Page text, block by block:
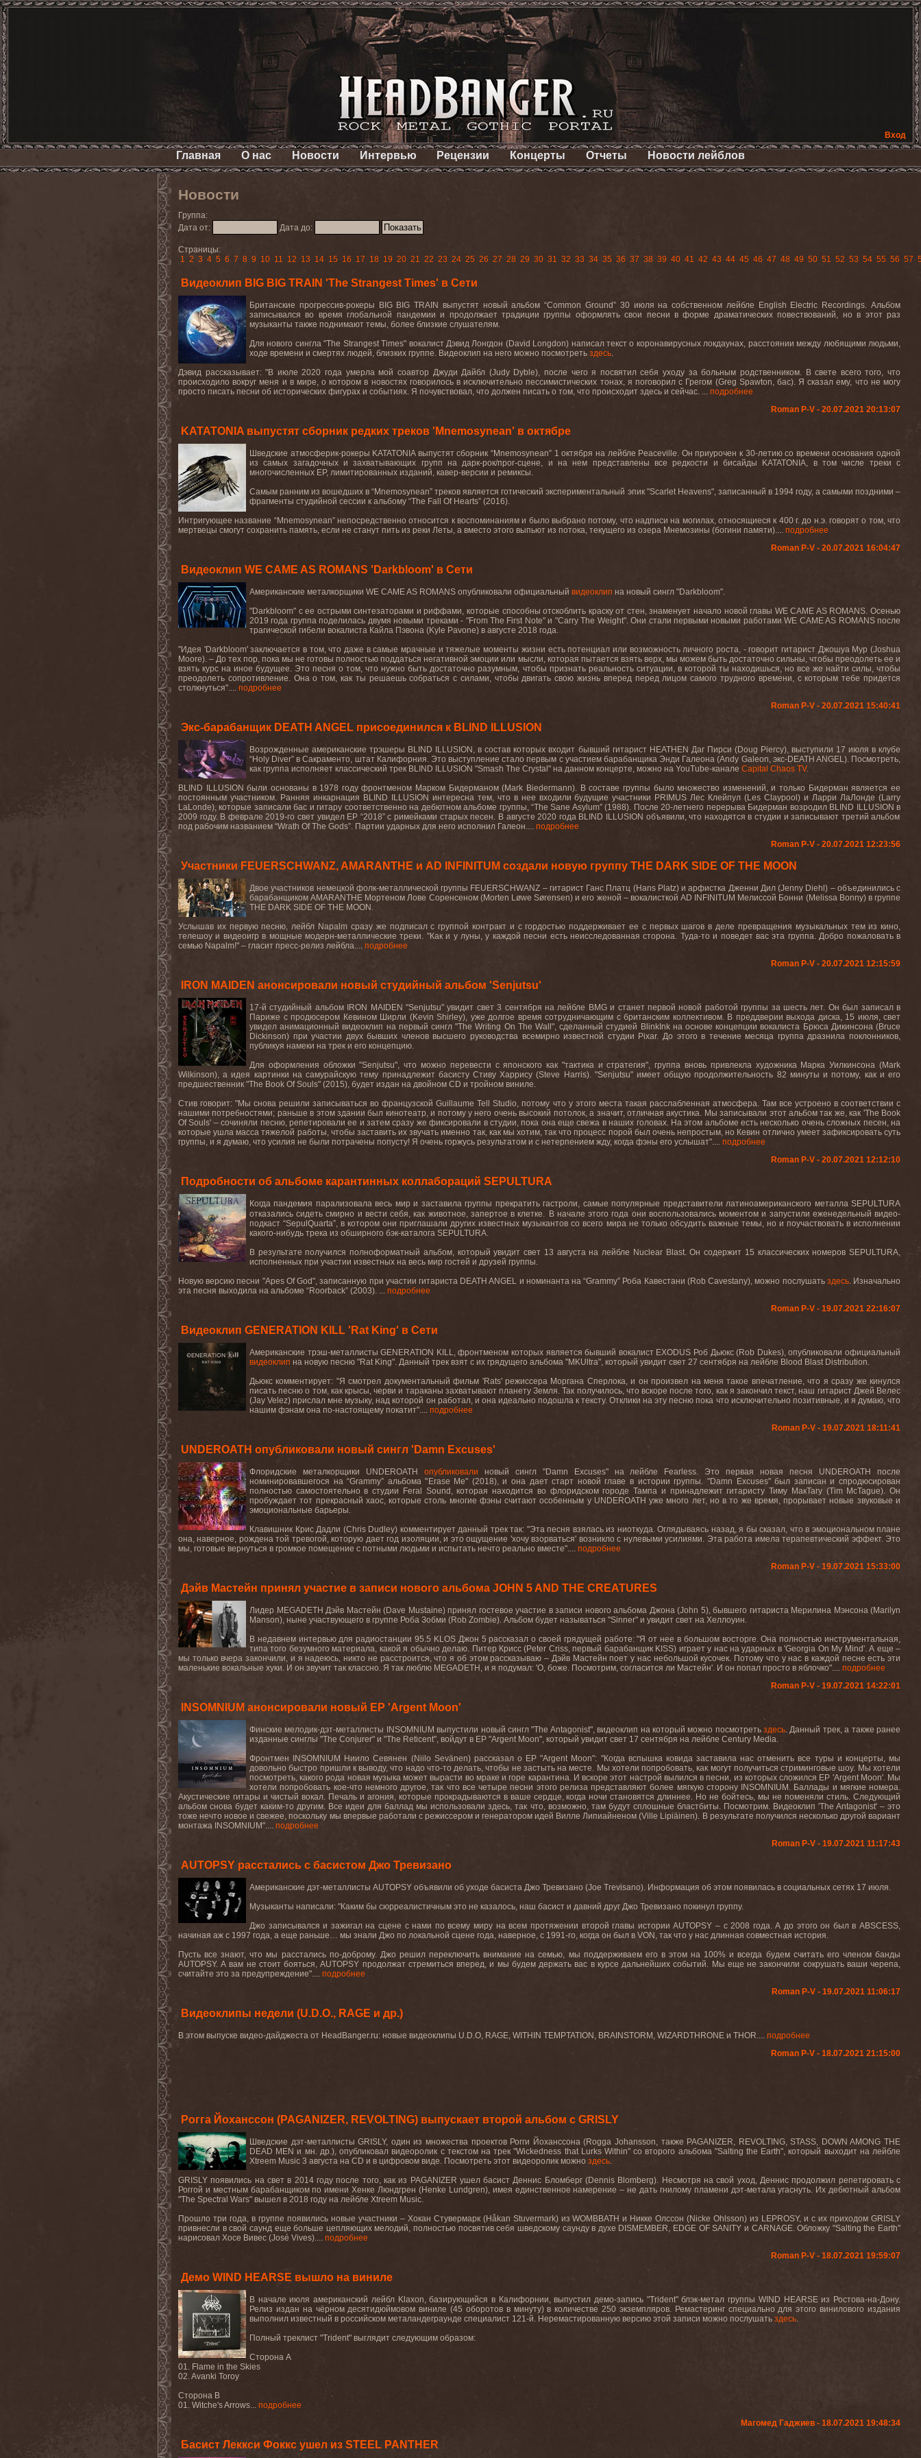
Вход
Главная О нас Новости Интервью Рецензии Концерты Отчеты Новости лейблов
Новости
Группа:
Дата от:
Дата до:
Страницы:
1 2 3 4 5 6 7 8 9 10 11 12 13 14 15 16 17 18 19 20 21 22 23 24 25 26 27 28 29 30 31 32 33 34 35 36 37 38 39 40 41 42 43 44 45 46 47 48 49 50 51 52 53 54 55 56 57
Видеоклип BIG BIG TRAIN 'The Strangest Times' в Сети
Британские прогрессив-рокеры BIG BIG TRAIN выпустят новый альбом “Common Ground” 30 июля на собственном лейбле English Electric Recordings.Альбом
записывался во время глобальной пандемии и продолжает традиции группы оформлять свои песни в форме драматических повествований, но в этот раз
музыканты также поднимают темы, более близкие слушателям.
Для нового сингла "The Strangest Times" вокалист Дэвид Лонгдон (David Longdon) написал текст о коронавирусных локдаунах, расстоянии между любящими людьми,
ходе времени и смертях людей, близких группе. Видеоклип на него можно посмотреть здесь.
Дэвид рассказывает: "В июле 2020 года умерла мой соавтор Джуди Дайбл (Judy Dyble), после чего я посвятил себя уходу за больным родственником. В свете всего того, что
происходило вокруг меня и в мире, о котором в новостях говорилось в исключительно пессимистических тонах, я поговорил с Грегом (Greg Spawton, бас). Я сказал ему, что не могу
просто писать песни об исторических фигурах и событиях. Я почувствовал, что должен писать о том, что происходит здесь и сейчас. ... подробнее
Roman P-V - 20.07.2021 20:13:07
KATATONIA выпустят сборник редких треков 'Mnemosynean' в октябре
Шведские атмосферик-рокеры KATATONIA выпустят сборник“Mnemosynean” 1 октября на лейбле Peaceville. Он приурочен к 30-летию со времени основания одной
из самых загадочных и захватывающих групп на дарк-рок/прог-сцене, и на нем представлены все редкости и бисайды
KATATONIA, в том числе треки с
многочисленных EP, лимитированных изданий, кавер-версии и ремиксы.
Самым ранним из вошедших в “Mnemosynean” треков является готический экспериментальный эпик "Scarlet Heavens", записанный в 1994 году, а самыми поздними –
фрагменты студийной сессии к альбому “The Fall Of Hearts” (2016).
Интригующее название “Mnemosynean” непосредственно относится к воспоминаниям и было выбрано потому, что надписи на могилах, относящиеся к 400 г. до н.э. говорят о том, что
мертвецы смогут сохранить память, если не станут пить из реки Леты, а вместо этого выпьют из потока, текущего из озера Мнемозины (богини памяти).... подробнее
Roman P-V - 20.07.2021 16:04:47
Видеоклип WE CAME AS ROMANS 'Darkbloom' в Сети
Американские металкорщики WE CAMEAS ROMANS опубликовали официальный видеоклип на новый сингл "Darkbloom".
"Darkbloom" с ее острыми синтезаторами и риффами, которые способны отскоблить краску от стен, знаменует начало новой главы WE CAME AS ROMANS. Осенью
2019 года группа поделилась двумя новыми треками - "From The First Note" и "Carry The Weight". Они стали первыми новыми работамиWE CAMEAS ROMANS после
трагической гибели вокалиста Кайла Пэвона (Kyle Pavone) в августе 2018 года.
"Идея 'Darkbloom' заключается в том, что даже в самые мрачные и тяжелые моменты жизни есть потенциал или возможность личного роста, - говорит гитарист Джошуа Мур (Joshua
Moore). – До тех пор, пока мы не готовы полностью поддаться негативной эмоции или мысли, которая пытается взять верх, мы можем быть достаточно сильны, чтобы преодолеть ее и
взять курс на иное будущее. Это песня о том, что нужно быть достаточно разумным, чтобы признать реальность ситуации, в которой ты находишься, но все же найти силы, чтобы
преодолеть сопротивление. Она о том, как ты решаешь собраться с силами, чтобы двигать свою жизнь вперед перед лицом самого трудного времени, с которым тебе придется
столкнуться".... подробнее
Roman P-V - 20.07.2021 15:40:41
Экс-барабанщик DEATH ANGEL присоединился к BLIND ILLUSION
Возрожденные американские трэшеры BLIND ILLUSION,в состав которых входит бывший гитарист HEATHEN Даг Пирси (Doug Piercy), выступили 17 июля в клубе
“Holy Diver”в Сакраменто, штат Калифорния. Это выступление стало первым с участием барабанщика Энди Галеона (Andy Galeon, экс-DEATH ANGEL). Посмотреть,
как группа исполняет классический трек BLIND ILLUSION "Smash The Crystal " на данном концерте, можно на YouTube-канале Capital Chaos TV.
BLIND
ILLUSION были основаны в 1978 году фронтменом Марком Бидерманом (Mark Biedermann). В составе группы было множество изменений, и только Бидерман является ее
постоянным участником. Ранняя инкарнация BLIND ILLUSION интересна тем, что в нее входили будущие участники PRIMUS Лес Клейпул (Les Claypool) и Ларри ЛаЛонде (Larry
LaLonde), которые записали бас и гитару соответственно на дебютном альбоме группы, “The Sane Asylum” (1988). После 20-летнего перерыва Бидерман возродил BLIND ILLUSION в
2009 году. В феврале 2019-го свет увидел EP “2018” с римейками старых песен. В августе 2020 года BLIND ILLUSION объявили, что находятся в студии и записывают третий альбом
под рабочим названием “Wrath Of The Gods”. Партии ударных для него исполнил Галеон.... подробнее
Roman P-V - 20.07.2021 12:23:56
Участники FEUERSCHWANZ, AMARANTHE и AD INFINITUM создали новую группу THE DARK SIDE OF THE MOON
Двое участников немецкой фолк-металлической группы FEUERSCHWANZ – гитарист Ганс Платц (Hans Platz) и арфистка Дженни Дил (Jenny Diehl) – объединились с
барабанщикомAMARANTHE Мортеном Лове Соренсеном (Morten Løwe Sørensen) и его женой – вокалисткой AD INFINITUM Мелиссой Бонни (Melissa Bonny) в группе
THE DARK SIDE OF THE MOON.
Услышав их первую песню,лейбл Napalm сразу же подписал с группой контракт и с гордостью поддерживает ее с первых шагов в деле превращения музыкальных тем из кино,
телешоу и видеоигр в мощные модерн-металлические треки. "Как и у луны, у каждой песни есть неисследованная сторона. Туда-то и поведет вас эта группа. Добро пожаловать в
семью Napalm!" – гласит пресс-релиз лейбла.... подробнее
Roman P-V - 20.07.2021 12:15:59
IRON MAIDEN анонсировали новый студийный альбом 'Senjutsu'
17-й студийный альбомIRON MAIDEN "Senjutsu"увидит свет3 сентября на лейбле BMGи станет первой новой работой группы за шесть лет. Он был записал в
Париже с продюсером Кевином Ширли (Kevin Shirley), уже долгое время сотрудничающим с британским коллективом. В преддверии выхода диска, 15 июля, свет
увидел анимационный видеоклип на первый сингл "The Writing On The Wall", сделанный студией BlinkInk на основе концепции вокалиста Брюса Дикинсона (Bruce
Dickinson) при участии двух бывших членов высшего руководства всемирно известной студии Pixar. До этого в течение месяца группа дразнила поклонников,
публикуя намеки на трек и его концепцию.
Для оформления обложки "Senjutsu", что можно перевести с японского как "тактика и стратегия", группа вновь привлекла художника Марка Уилкинсона (Mark
Wilkinson), а идея картинки на самурайскую тему принадлежит басисту Стиву Харрису (Steve Harris). "Senjutsu" имеет общую продолжительность 82 минуты и потому, как и его
предшественник "The Book Of Souls" (2015), будет издан на двойном CD и тройном виниле.
Стив говорит: "Мы снова решили записываться во французскойGuillaume Tell Studio, потому что у этого места такая расслабленная атмосфера. Там все устроено в соответствии с
нашими потребностями; раньше в этом здании был кинотеатр, и потому у него очень высокий потолок, а значит, отличная акустика. Мы записывали этот альбом так же, как 'The Book
Of Souls' – сочиняли песню, репетировали ее и затем сразу же фиксировали в студии, пока она еще свежа в наших головах. На этом альбоме есть несколько очень сложных песен, на
которые ушла масса тяжелой работы, чтобы заставить их звучать именно так, как мы хотим, так что процесс порой был очень непростым, но Кевин отлично умеет зафиксировать суть
группы, и я думаю, что усилия не были потрачены попусту! Я очень горжусь результатом и с нетерпением жду, когда фэны его услышат".... подробнее
Roman P-V - 20.07.2021 12:12:10
Подробности об альбоме карантинных коллабораций SEPULTURA
Когда пандемия парализовала весь мир и заставила группы прекратить гастроли, самые популярные представители латиноамериканского металла SEPULTURA
отказались сидеть смирно и вести себя, как животное, запертое в клетке. В начале этого года они воспользовались моментом и запустили еженедельный видео-
подкаст “SepulQuarta”, в котором они приглашали других известных музыкантов со всего мира не только обсудить важные темы, но и поучаствовать в исполнении
какого-нибудь трека из обширного бэк-каталога SEPULTURA.
В результате получился полноформатный альбом, который увидит свет 13 августа на лейбле Nuclear Blast. Он содержит 15 классических номеровSEPULTURA,
исполненных при участии известных на весь мир гостей и друзей группы.
Новую версию песни "Apes Of God", записанную при участии гитариста DEATH ANGEL и номинанта на “Grammy” Роба Кавестани (Rob Cavestany), можно послушать здесь. Изначально
эта песня выходила на альбоме “Roorback” (2003). ... подробнее
Roman P-V - 19.07.2021 22:16:07
Видеоклип GENERATION KILL 'Rat King' в Сети
Американские трэш-металлистыGENERATION KILL, фронтменом которых является бывший вокалист EXODUS Роб Дьюкс (Rob Dukes), опубликовали официальный
видеоклип на новую песню "Rat King". Данный трек взят с их грядущего альбома "MKUltra", который увидит свет 27 сентября на лейбле Blood Blast Distribution.
Дьюкс комментирует: "Я смотрел документальный фильм 'Rats' режиссера Моргана Сперлока, и он произвел на меня такое впечатление, что я сразу же кинулся
писать песню о том, как крысы, черви и тараканы захватывают планету Земля. Так получилось, что вскоре после того, как я закончил текст, наш гитарист Джей Велес
(Jay Velez) прислал мне музыку, над которой он работал, и она идеально подошла к тексту. Отклики на эту песню пока что исключительно позитивные, и я думаю, что
нашим фэнам она по-настоящему покатит".... подробнее
Roman P-V - 19.07.2021 18:11:41
UNDEROATH опубликовали новый сингл 'Damn Excuses'
Флоридские металкорщики UNDEROATH опубликовали новый сингл "Damn Excuses" на лейбле Fearless. Это первая новая песня UNDEROATH
после
номинировавшегося на “Grammy” альбома " Erase Me" (2018), и она дает старт новой главе в истории группы. "Damn Excuses" был записан и спродюсирован
полностью самостоятельно в студии
Feral Sound , которая находится во флоридском городе Тампа и принадлежит гитаристу Тиму МакТагу (Tim McTague). Он
пробуждает тот прекрасный хаос, которые столь многие фэны считают особенным у UNDEROATH уже много лет, но в то же время, прорывает новые звуковые и
эмоциональные барьеры.
Клавишник Крис Дадли (Chris Dudley) комментирует данный трек так: "Эта песня взялась из ниоткуда. Оглядываясь назад, я бы сказал, что в эмоциональном плане
она, наверное, рождена той тревогой, которую дает год изоляции, и это ощущение 'хочу взорваться' возникло с нулевыми усилиями. Эта работа имела терапевтический эффект. Это
мы, готовые вернуться в громкое помещение с потными людьми и испытать нечто реально вместе".... подробнее
Roman P-V - 19.07.2021 15:33:00
Дэйв Мастейн принял участие в записи нового альбома JOHN 5 AND THE CREATURES
Лидер MEGADETH Дэйв Мастейн (Dave Mustaine) принял гостевое участие в записи нового альбома Джона (John 5), бывшего гитариста Мерилина Мэнсона (Marilyn
Manson), ныне участвующего в группе Роба Зобми (Rob Zombie). Альбом будет называться "Sinner" и увидит свет на Хеллоуин.
В недавнем интервью для радиостанции 95.5 KLOS Джон 5 рассказал о своей грядущей работе: "Я от нее в большом восторге. Она полностью инструментальная,
типа того безумного материала, какой я обычно делаю. Питер Крисс (Peter Criss, первый барабанщик KISS) играет у нас на ударных в 'Georgia On My Mind'. А еще –
мы только вчера закончили, и я надеюсь, никто не расстроится, что я об этом рассказываю – Дэйв Мастейн поет у нас небольшой кусочек. Потому что у нас в каждой песне есть эти
маленькие вокальные хуки. И он звучит так классно. Я так люблю MEGADETH , и я подумал: 'О, боже. Посмотрим, согласится ли Мастейн'. И он попал просто в яблочко".... подробнее
Roman P-V - 19.07.2021 14:22:01
INSOMNIUM анонсировали новый EP 'Argent Moon'
Финские мелодик-дэт-металлисты INSOMNIUM выпустили новый сингл "The Antagonist", видеоклип на который можно посмотретьздесь. Данный трек, а также ранее
изданные синглы "The Conjurer" и "The Reticent", войдут в EP "Argent Moon", который увидит свет 17 сентября на лейбле Century Media.
Фронтмен INSOMNIUM Ниило Севянен (Niilo Sevänen) рассказал о EP "Argent Moon": "Когда вспышка ковида заставила нас отменить все туры и концерты, мы
довольно быстро пришли к выводу, что надо что-то делать, чтобы не застыть на месте. Мы хотели попробовать, как могут получиться стриминговые шоу. Мы хотели
посмотреть, какого рода новая музыка может вырасти во мраке и горе карантина. И вскоре этот настрой вылился в песни, из которых сложился EP 'Argent Moon'. Мы
хотели попробовать кое-что немного другое, так что все четыре песни этого релиза представляют более мягкую сторону INSOMNIUM. Баллады и мягкие номера.
Акустические гитары и чистый вокал. Печаль и агония, которые прокрадываются в ваше сердце, когда ночи становятся длиннее. Но не бойтесь, мы не поменяли стиль. Следующий
альбом снова будет каким-то другим. Все идеи для баллад мы использовали здесь, так что, возможно, там будут сплошные бластбиты. Посмотрим. Видеоклип 'The Antagonist' – это
тоже нечто новое и свежее, поскольку мы впервые работали с режиссером и генератором идей Вилле Липиайненом (Ville Lipiäinen). В результате получился несколько другой вариант
монтажа INSOMNIUM".... подробнее
Roman P-V - 19.07.2021 11:17:43
AUTOPSY расстались с басистом Джо Тревизано
Американские дэт-металлисты AUTOPSY объявили об уходе басиста Джо Тревизано (Joe Trevisano). Информация об этом появилась в социальных сетях 17 июля.
Музыканты написали: "Каким бы сюрреалистичным это не казалось, наш басист и давний друг Джо Тревизано покинул группу.
Джо записывался и зажигал на сцене с нами по всему миру на всем протяжении второй главы историиAUTOPSY – с 2008 года. А до этого он был вABSCESS,
начиная аж с 1997 года, а еще раньше… мы знали Джо по локальной сцене года, наверное, с 1991-го, когда он был в VON , так что у нас длинная совместная история.
Пусть все знают, что мы расстались по-доброму. Джо решил переключить внимание на семью, мы поддерживаем его в этом на 100% и всегда будем считать его членом банды
AUTOPSY. А вам не стоит бояться,AUTOPSY продолжат стремиться вперед, и мы будем держать вас в курсе дальнейших событий. Мы еще не закончили сокрушать ваши черепа,
считайте это за предупреждение".... подробнее
Roman P-V - 19.07.2021 11:06:17
Видеоклипы недели (U.D.O., RAGE и др.)
В этом выпуске видео-дайджеста от HeadBanger.ru: новые видеоклипы U.D.O, RAGE, WITHIN TEMPTATION, BRAINSTORM, WIZARDTHRONE и THOR.... подробнее
Roman P-V - 18.07.2021 21:15:00
Рогга Йоханссон (PAGANIZER, REVOLTING) выпускает второй альбом с GRISLY
Шведские дэт-металлисты GRISLY, один из множества проектов Рогги Йоханссона (Rogga Johansson, также PAGANIZER, REVOLTING, STASS, DOWN AMONG THE
DEAD MENи мн. др.),опубликовал видеоролик с текстом на трек "Wickedness that Lurks Within"со второго альбома "Salting the Earth", который выходит на лейбле
Xtreem Music 3 августа на CD и в цифровом виде. Посмотреть этот видеоролик можно здесь.
GRISLY появились на свет в 2014 году после того, как из PAGANIZER ушел басист Деннис Бломберг (Dennis Blomberg). Несмотря на свой уход, Деннис продолжил репетировать с
Роггой и местным барабанщиком по имени Хенке Люндгрен (Henke Lundgren), имея единственное намерение – не дать гнилому пламени дэт-метала угаснуть. Их дебютный альбом
"The Spectral Wars" вышел в 2018 году на лейбле Xtreem Music.
Прошло три года, в группе появились новые участники – Хокан Стувермарк (Håkan Stuvermark) изWOMBBATH и Никке Олссон (Nicke Ohlsson) из LEPROSY, и с их приходомGRISLY
привнесли в свой саунд еще больше цепляющих мелодий, полностью посвятив себя шведскому саунду в духе DISMEMBER, EDGE OF SANITY и CARNAGE. Обложку "Salting the Earth"
нарисовал Хосе Вивес (José Vives).... подробнее
Roman P-V - 18.07.2021 19:59:07
Демо WIND HEARSE вышло на виниле
В начале июля американский лейбл Klaxon, базирующийся в Калифорнии, выпустил демо-запись "Trident" блэк-метал группы WIND HEARSE из Ростова-на-Дону.
Релиз издан на чёрном десятидюймовом виниле (45 оборотов в минуту) в количестве 250 экземпляров. Ремастеринг специально для этого винилового издания
выполнил известный в российском металандеграунде специалист 121-й. Неремастированную версию этой записи можно послушать здесь.
Полный треклист "Trident" выглядит следующим образом:
Сторона A
01. Flame in the Skies
02. Avanki Toroy
Сторона B
01. Witche's Arrows... подробнее
Магомед Гаджиев - 18.07.2021 19:48:34
Басист Леккси Фоккс ушел из STEEL PANTHER